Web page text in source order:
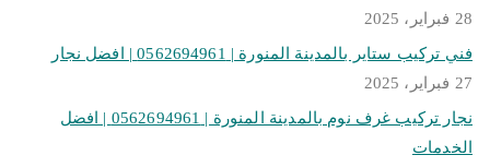
28 فبراير، 2025
فني تركيب ستاير بالمدينة المنورة | 0562694961 | افضل نجار
27 فبراير، 2025
نجار تركيب غرف نوم بالمدينة المنورة | 0562694961 | افضل
الخدمات